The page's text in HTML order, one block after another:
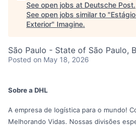
See open jobs at Deutsche Post.
See open jobs similar to "
Exterior" Imagine.
São Paulo - State of São Paulo,
Posted on May 18, 2026
Sobre a DHL
A empresa de logística para o mundo!
Melhorando Vidas. Nossas divisões